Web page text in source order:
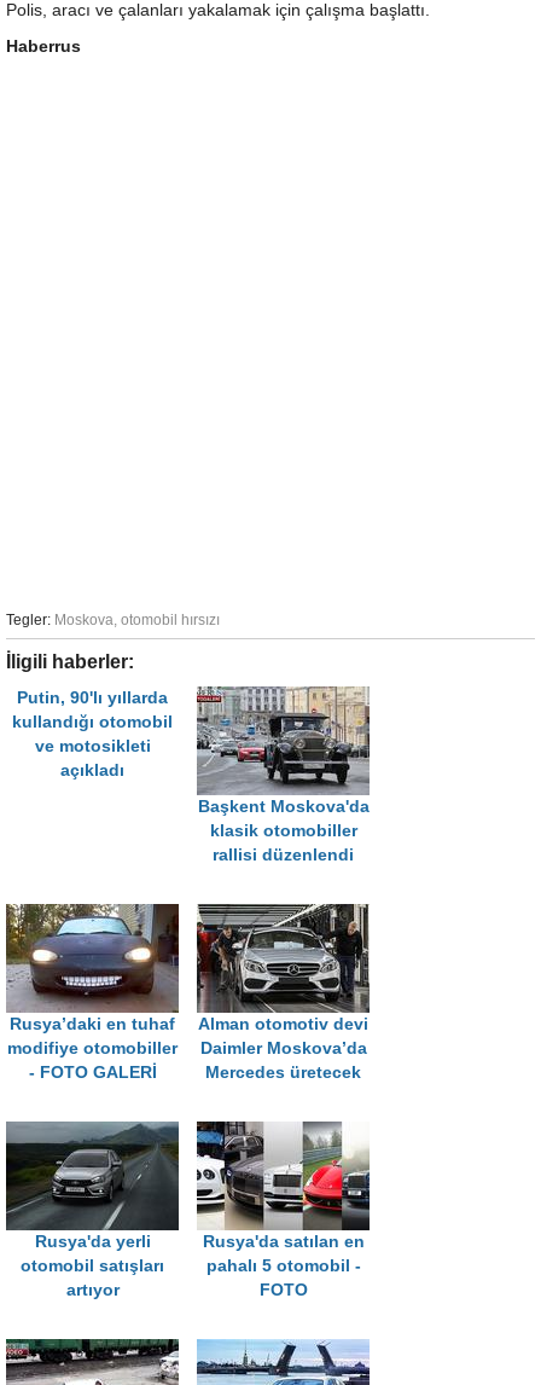
Polis, aracı ve çalanları yakalamak için çalışma başlattı.
Haberrus
Tegler: Moskova, otomobil hırsızı
İligili haberler:
Putin, 90'lı yıllarda
kullandığı otomobil
ve motosikleti
açıkladı
Başkent Moskova'da
klasik otomobiller
rallisi düzenlendi
Rusya’daki en tuhaf
modifiye otomobiller
- FOTO GALERİ
Alman otomotiv devi
Daimler Moskova’da
Mercedes üretecek
Rusya'da yerli
otomobil satışları
artıyor
Rusya'da satılan en
pahalı 5 otomobil -
FOTO